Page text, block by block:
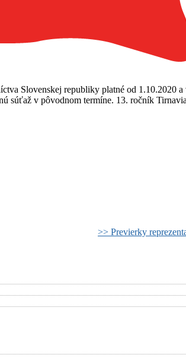
Slovenskej republiky platné od
súťaž v pôvodnom termíne. 13. ročník
>> Previerky